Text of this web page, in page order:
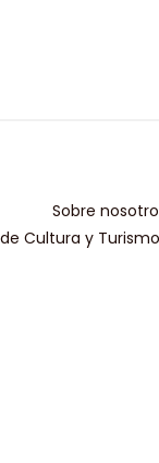
Sobre
Cultura y